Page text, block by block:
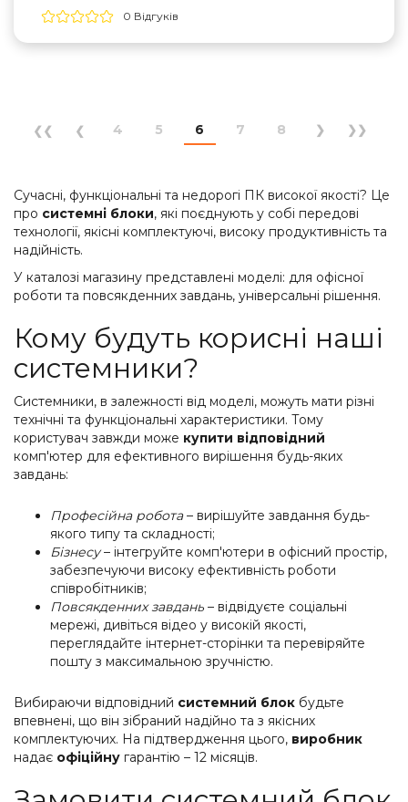
0 Відгуків
4 5 6 7 8
Сучасні, функціональні та недорогі ПК високої якості? Це
про системні блоки, які поєднують у собі передові
технології, якісні комплектуючі, високу продуктивність та
надійність.
У каталозі магазину представлені моделі: для офісної
роботи та повсякденних завдань, універсальні рішення.
Кому будуть корисні наші
системники?
Системники, в залежності від моделі, можуть мати різні
технічні та функціональні характеристики. Тому
користувач завжди може купити відповідний
комп'ютер для ефективного вирішення будь-яких
завдань:
Професійна робота– вирішуйте завдання будь-
якого типу та складності;
Бізнесу– інтегруйте комп'ютери в офісний простір,
забезпечуючи високу ефективність роботи
співробітників;
Повсякденних завдань – відвідуєте соціальні
мережі, дивіться відео у високій якості,
переглядайте інтернет-сторінки та перевіряйте
пошту з максимальною зручністю.
Вибираючи відповідний системний блок будьте
впевнені, що він зібраний надійно та з якісних
комплектуючих. На підтвердження цього, виробник
надає офіційну гарантію – 12 місяців.